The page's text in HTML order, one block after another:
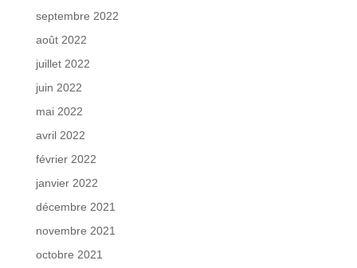
septembre 2022
août 2022
juillet 2022
juin 2022
mai 2022
avril 2022
février 2022
janvier 2022
décembre 2021
novembre 2021
octobre 2021